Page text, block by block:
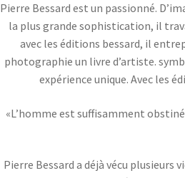
Pierre Bessard est un passionné.
la plus grande sophistication, il
avec les éditions bessard, il
photographie un livre d’artiste.
expérience unique. Avec les
«L’homme est suffisamment
Pierre Bessard a déjà vécu